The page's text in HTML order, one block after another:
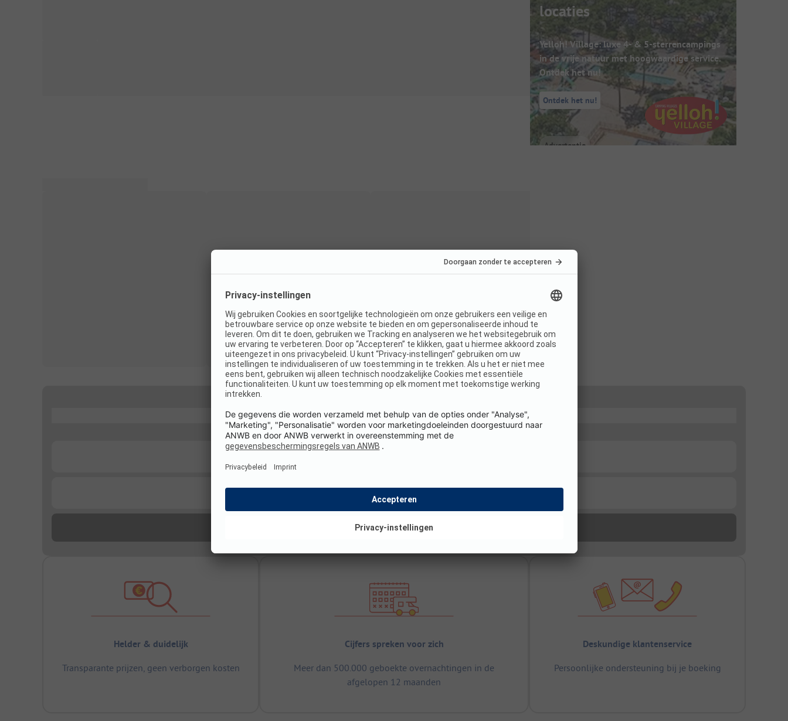
locaties
Yelloh! Village: luxe 4- & 5-sterrencampings
in de vrije natuur met hoogwaardige service.
Ontdek het nu!
Ontdek het nu!
Helder & duidelijk
Transparante prijzen, geen verborgen kosten
Cijfers spreken voor zich
Meer dan 500.000 geboekte overnachtingen in de
afgelopen 12 maanden
Deskundige klantenservice
Persoonlijke ondersteuning bij je boeking